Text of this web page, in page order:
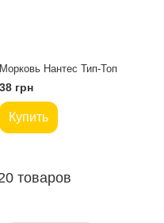
Морковь Нантес Тип-Топ
38 грн
Купить
товаров